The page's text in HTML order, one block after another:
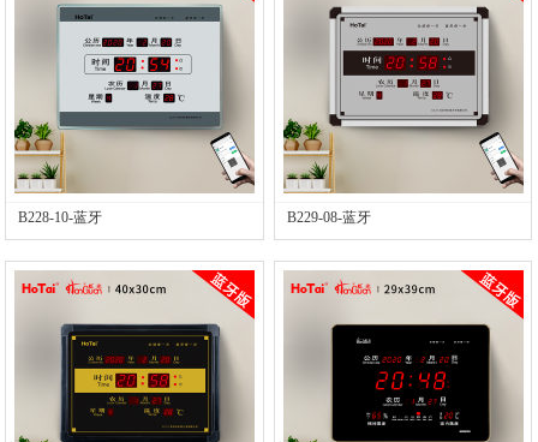
B228-10-蓝牙 B229-08-蓝牙